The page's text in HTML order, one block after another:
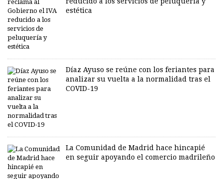
estética
Díaz Ayuso se reúne con los feriantes para
analizar su vuelta a la normalidad tras el
COVID-19
La Comunidad de Madrid hace hincapié
en seguir apoyando el comercio madrileño